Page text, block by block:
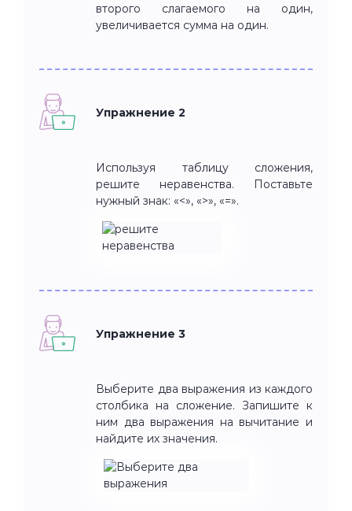
второго слагаемого на один,
увеличивается сумма на один.
Упражнение 2
Используя таблицу сложения,
решите неравенства. Поставьте
нужный знак: «<», «>», «=».
Упражнение 3
Выберите два выражения из каждого
столбика на сложение. Запишите к
ним два выражения на вычитание и
найдите их значения.